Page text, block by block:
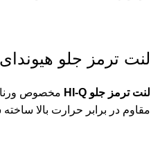
لنت ترمز جلو هیوندای
لنت ترمز جلو HI-Q
مخصوص ورنا
مقاوم در برابر حرارت بالا